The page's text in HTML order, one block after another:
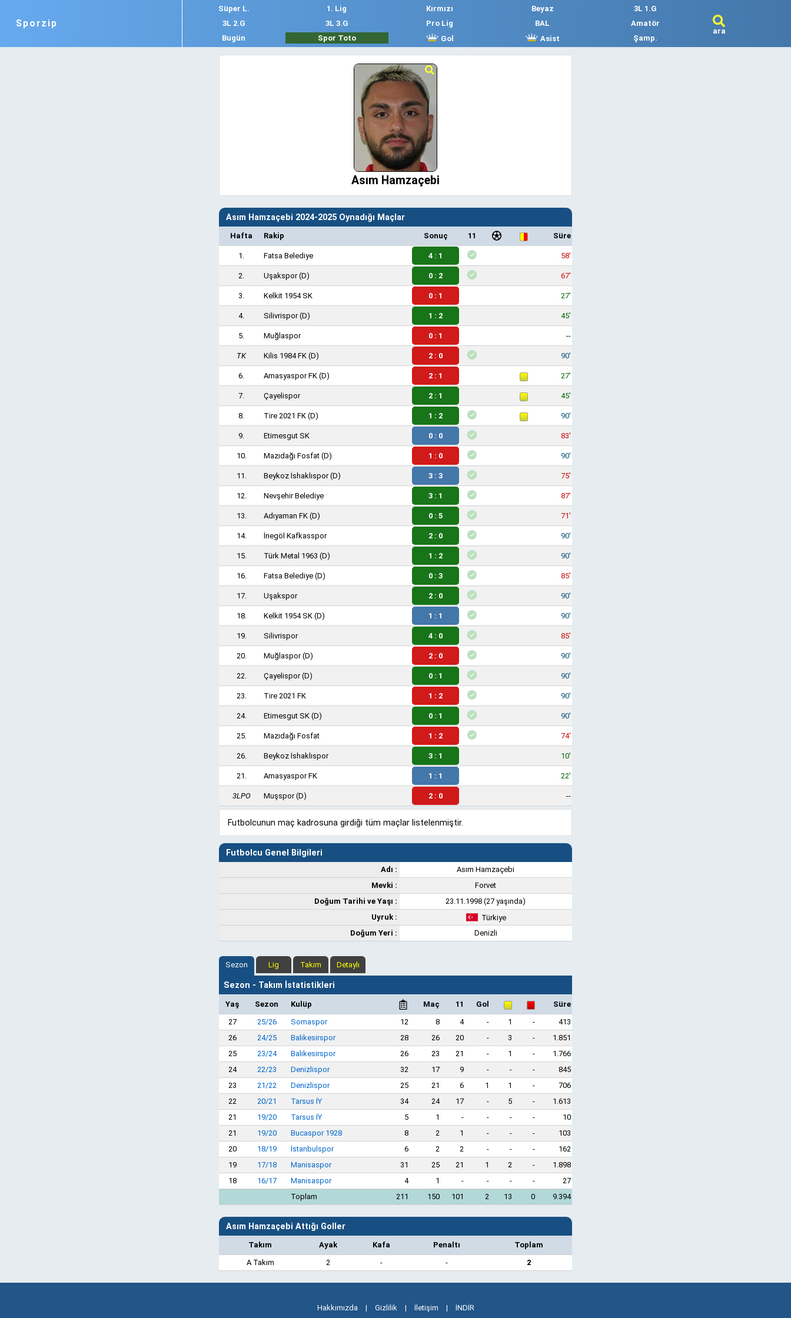
Sporzip
Süper L. 1. Lig Kırmızı Beyaz
3L 1.G
3L 2.G
3L 3.G Pro Lig BAL
Amatör
Bugün
Spor Toto Gol Asist Şamp.
ara
Asım Hamzaçebi
Asım Hamzaçebi 2024-2025 Oynadığı Maçlar
Hafta Rakip Sonuç 11 Süre
1. Fatsa Belediye 4 : 1 58'
2. Uşakspor(D) 0 : 2 67'
3. Kelkit 1954 SK 0 : 1 27'
4. Silivrispor(D) 1 : 2 45'
5. Muğlaspor 0 : 1 --
TK Kilis 1984 FK (D) 2 : 0 90'
6. Amasyaspor FK (D) 2 : 1 27'
7. Çayelispor 2 : 1 45'
8. Tire 2021 FK (D) 1 : 2 90'
9. Etimesgut SK 0 : 0 83'
10. Mazıdağı Fosfat (D) 1 : 0 90'
11. Beykoz İshaklıspor(D) 3 : 3 75'
12. Nevşehir Belediye 3 : 1 87'
13. Adıyaman FK (D) 0 : 5 71'
14. İnegöl Kafkasspor 2 : 0 90'
15. Türk Metal 1963 (D) 1 : 2 90'
16. Fatsa Belediye (D) 0 : 3 85'
17. Uşakspor 2 : 0 90'
18. Kelkit 1954 SK (D) 1 : 1 90'
19. Silivrispor 4 : 0 85'
20. Muğlaspor(D) 2 : 0 90'
22. Çayelispor(D) 0 : 1 90'
23. Tire 2021 FK 1 : 2 90'
24. Etimesgut SK (D) 0 : 1 90'
25. Mazıdağı Fosfat 1 : 2 74'
26. Beykoz İshaklıspor 3 : 1 10'
21. Amasyaspor FK 1 : 1 22'
3LPO Muşspor(D) 2 : 0 --
Futbolcunun maç kadrosuna girdiği tüm maçlar listelenmiştir.
Futbolcu Genel Bilgileri
Adı :
Asım Hamzaçebi
Mevki :
Forvet
Doğum Tarihi ve Yaşı :
23.11.1998 (27 yaşında)
Uyruk :
Türkiye
Doğum Yeri :
Denizli
Sezon Lig Takım Detaylı
Sezon - Takım İstatistikleri
Yaş Sezon Kulüp Maç 11 Gol
Süre
27
25/26 Somaspor 12 8 4 - 1 -
413
26
24/25 Balıkesirspor 28 26 20 - 3 -
1.851
25
23/24 Balıkesirspor 26 23 21 - 1 -
1.766
24
22/23 Denizlispor 32 17 9 - - -
845
23
21/22 Denizlispor 25 21 6 1 1 -
706
22
20/21 Tarsus İY 34 24 17 - 5 -
1.613
21
19/20 Tarsus İY 5 1 - - - -
10
21
19/20 Bucaspor 1928 8 2 1 - - -
103
20
18/19 İstanbulspor 6 2 2 - - -
162
19
17/18 Manisaspor 31 25 21 1 2 -
1.898
18
16/17 Manisaspor 4 1 - - - -
27
Toplam
211 150 101 2 13 0 9.394
Asım Hamzaçebi Attığı Goller
Takım Ayak Kafa Penaltı
Toplam
A Takım
2 - - 2
Hakkımızda | Gizlilik | İletişim | İNDİR